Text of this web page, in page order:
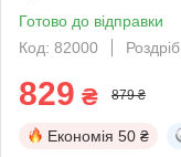
Готово до відправки
Код: 82000
Роздріб
829 ₴ 879 ₴
Економія 50 ₴